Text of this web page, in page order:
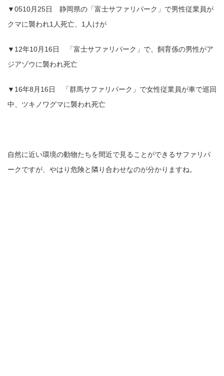
▼0510月25日 静岡県の「富士サファリパーク」で男性従業員が
クマに襲われ1人死亡、1人けが
▼12年10月16日 「富士サファリパーク」で、飼育係の男性がア
ジアゾウに襲われ死亡
▼16年8月16日 「群馬サファリパーク」で女性従業員が車で巡回
中、ツキノワグマに襲われ死亡
自然に近い環境の動物たちを間近で見ることができるサファリパ
ークですが、やはり危険と隣り合わせなのが分かりますね。